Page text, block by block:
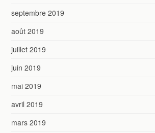
septembre 2019
août 2019
juillet 2019
juin 2019
mai 2019
avril 2019
mars 2019